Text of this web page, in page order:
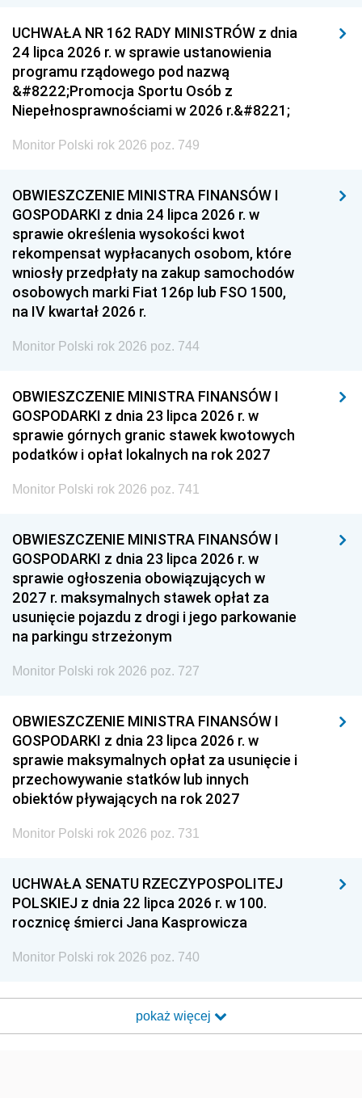
UCHWAŁA NR 162 RADY MINISTRÓW z dnia
24 lipca 2026 r. w sprawie ustanowienia
programu rządowego pod nazwą
&#8222;Promocja Sportu Osób z
Niepełnosprawnościami w 2026 r.&#8221;
Monitor Polski rok 2026 poz. 749
OBWIESZCZENIE MINISTRA FINANSÓW I
GOSPODARKI z dnia 24 lipca 2026 r. w
sprawie określenia wysokości kwot
rekompensat wypłacanych osobom, które
wniosły przedpłaty na zakup samochodów
osobowych marki Fiat 126p lub FSO 1500,
na IV kwartał 2026 r.
Monitor Polski rok 2026 poz. 744
OBWIESZCZENIE MINISTRA FINANSÓW I
GOSPODARKI z dnia 23 lipca 2026 r. w
sprawie górnych granic stawek kwotowych
podatków i opłat lokalnych na rok 2027
Monitor Polski rok 2026 poz. 741
OBWIESZCZENIE MINISTRA FINANSÓW I
GOSPODARKI z dnia 23 lipca 2026 r. w
sprawie ogłoszenia obowiązujących w
2027 r. maksymalnych stawek opłat za
usunięcie pojazdu z drogi i jego parkowanie
na parkingu strzeżonym
Monitor Polski rok 2026 poz. 727
OBWIESZCZENIE MINISTRA FINANSÓW I
GOSPODARKI z dnia 23 lipca 2026 r. w
sprawie maksymalnych opłat za usunięcie i
przechowywanie statków lub innych
obiektów pływających na rok 2027
Monitor Polski rok 2026 poz. 731
UCHWAŁA SENATU RZECZYPOSPOLITEJ
POLSKIEJ z dnia 22 lipca 2026 r. w 100.
rocznicę śmierci Jana Kasprowicza
Monitor Polski rok 2026 poz. 740
pokaż więcej